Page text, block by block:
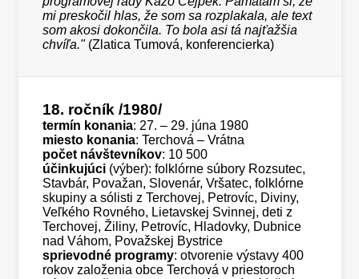
mi preskočil hlas, že som sa rozplakala, ale text
som akosi dokončila. To bola asi tá najťažšia
chvíľa."(Zlatica Tumová, konferencierka)
18. ročník /1980/
termín konania: 27. – 29. júna 1980
miesto konania: Terchová – Vrátna
počet návštevníkov: 10 500
účinkujúci(výber): folklórne súbory Rozsutec,
Stavbár, Považan, Slovenár, Vršatec, folklórne
skupiny a sólisti z Terchovej, Petrovíc, Diviny,
Veľkého Rovného, Lietavskej Svinnej, deti z
Terchovej, Žiliny, Petrovíc, Hladovky, Dubnice
nad Váhom, Považskej Bystrice
sprievodné programy: otvorenie výstavy 400
rokov založenia obce Terchová v priestoroch